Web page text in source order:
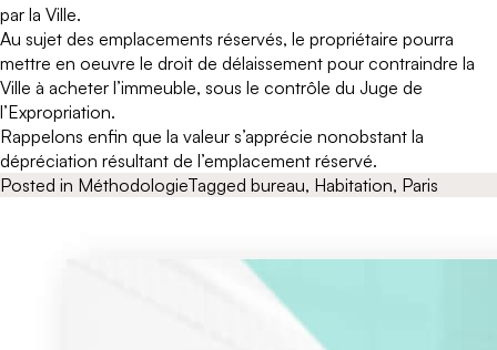
par la Ville.
Au sujet des emplacements réservés, le propriétaire pourra
mettre en oeuvre le droit de délaissement pour contraindre la
Ville à acheter l’immeuble, sous le contrôle du Juge de
l’Expropriation.
Rappelons enfin que la valeur s’apprécie nonobstant la
dépréciation résultant de l’emplacement réservé.
Posted in MéthodologieTagged bureau, Habitation, Paris